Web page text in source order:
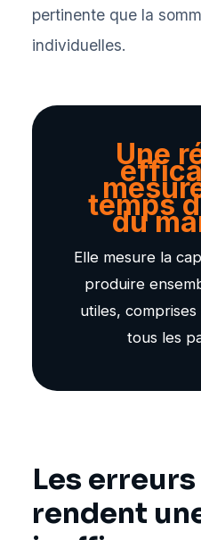
pertinente que la
individuelles.
Une
temps
du
Elle mesure la
produire
utiles,
tous les
Les
rendent